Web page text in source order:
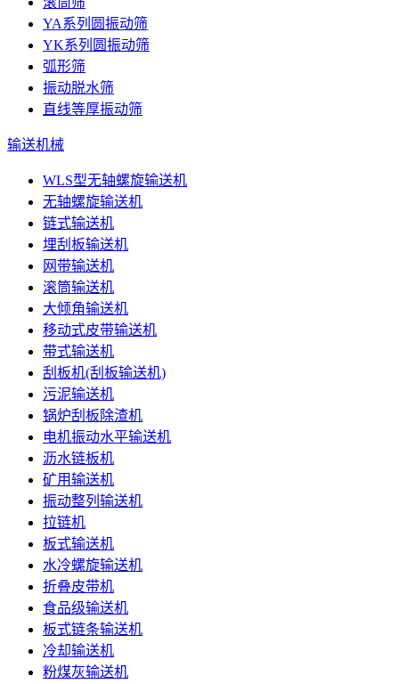
YA系列圆振动筛
YK系列圆振动筛
弧形筛
振动脱水筛
直线等厚振动筛
输送机械
WLS型无轴螺旋输送机
无轴螺旋输送机
链式输送机
埋刮板输送机
网带输送机
滚筒输送机
大倾角输送机
移动式皮带输送机
带式输送机
刮板机(刮板输送机)
污泥输送机
锅炉刮板除渣机
电机振动水平输送机
沥水链板机
矿用输送机
振动整列输送机
拉链机
板式输送机
水冷螺旋输送机
折叠皮带机
食品级输送机
板式链条输送机
冷却输送机
粉煤灰输送机